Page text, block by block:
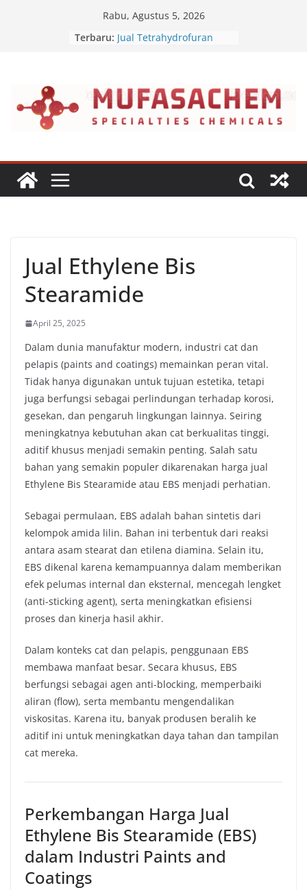
Rabu, Agustus 5, 2026
Terbaru: Jual Tetrahydrofuran
Jual Furfuryl Alcohol
Jual Ethylene Bis
Stearamide
April 25, 2025
Dalam dunia manufaktur modern, industri cat dan
pelapis (paints and coatings) memainkan peran vital.
Tidak hanya digunakan untuk tujuan estetika, tetapi
juga berfungsi sebagai perlindungan terhadap korosi,
gesekan, dan pengaruh lingkungan lainnya. Seiring
meningkatnya kebutuhan akan cat berkualitas tinggi,
aditif khusus menjadi semakin penting. Salah satu
bahan yang semakin populer dikarenakan harga jual
Ethylene Bis Stearamide atau EBS menjadi perhatian.
Sebagai permulaan, EBS adalah bahan sintetis dari
kelompok amida lilin. Bahan ini terbentuk dari reaksi
antara asam stearat dan etilena diamina. Selain itu,
EBS dikenal karena kemampuannya dalam memberikan
efek pelumas internal dan eksternal, mencegah lengket
(anti-sticking agent), serta meningkatkan efisiensi
proses dan kinerja hasil akhir.
Dalam konteks cat dan pelapis, penggunaan EBS
membawa manfaat besar. Secara khusus, EBS
berfungsi sebagai agen anti-blocking, memperbaiki
aliran (flow), serta membantu mengendalikan
viskositas. Karena itu, banyak produsen beralih ke
aditif ini untuk meningkatkan daya tahan dan tampilan
cat mereka.
Perkembangan Harga Jual
Ethylene Bis Stearamide (EBS)
dalam Industri Paints and
Coatings